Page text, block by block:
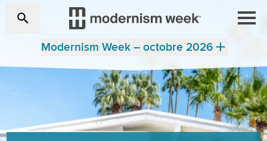
Modernism Week – octobre 2026